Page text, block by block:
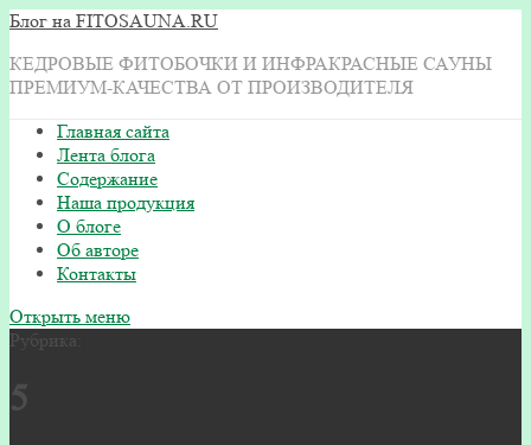
Блог на FITOSAUNA.RU
КЕДРОВЫЕ ФИТОБОЧКИ И ИНФРАКРАСНЫЕ САУНЫ
ПРЕМИУМ-КАЧЕСТВА ОТ ПРОИЗВОДИТЕЛЯ
Главная сайта
Лента блога
Содержание
Наша продукция
О блоге
Об авторе
Контакты
Открыть меню
Рубрика:
5